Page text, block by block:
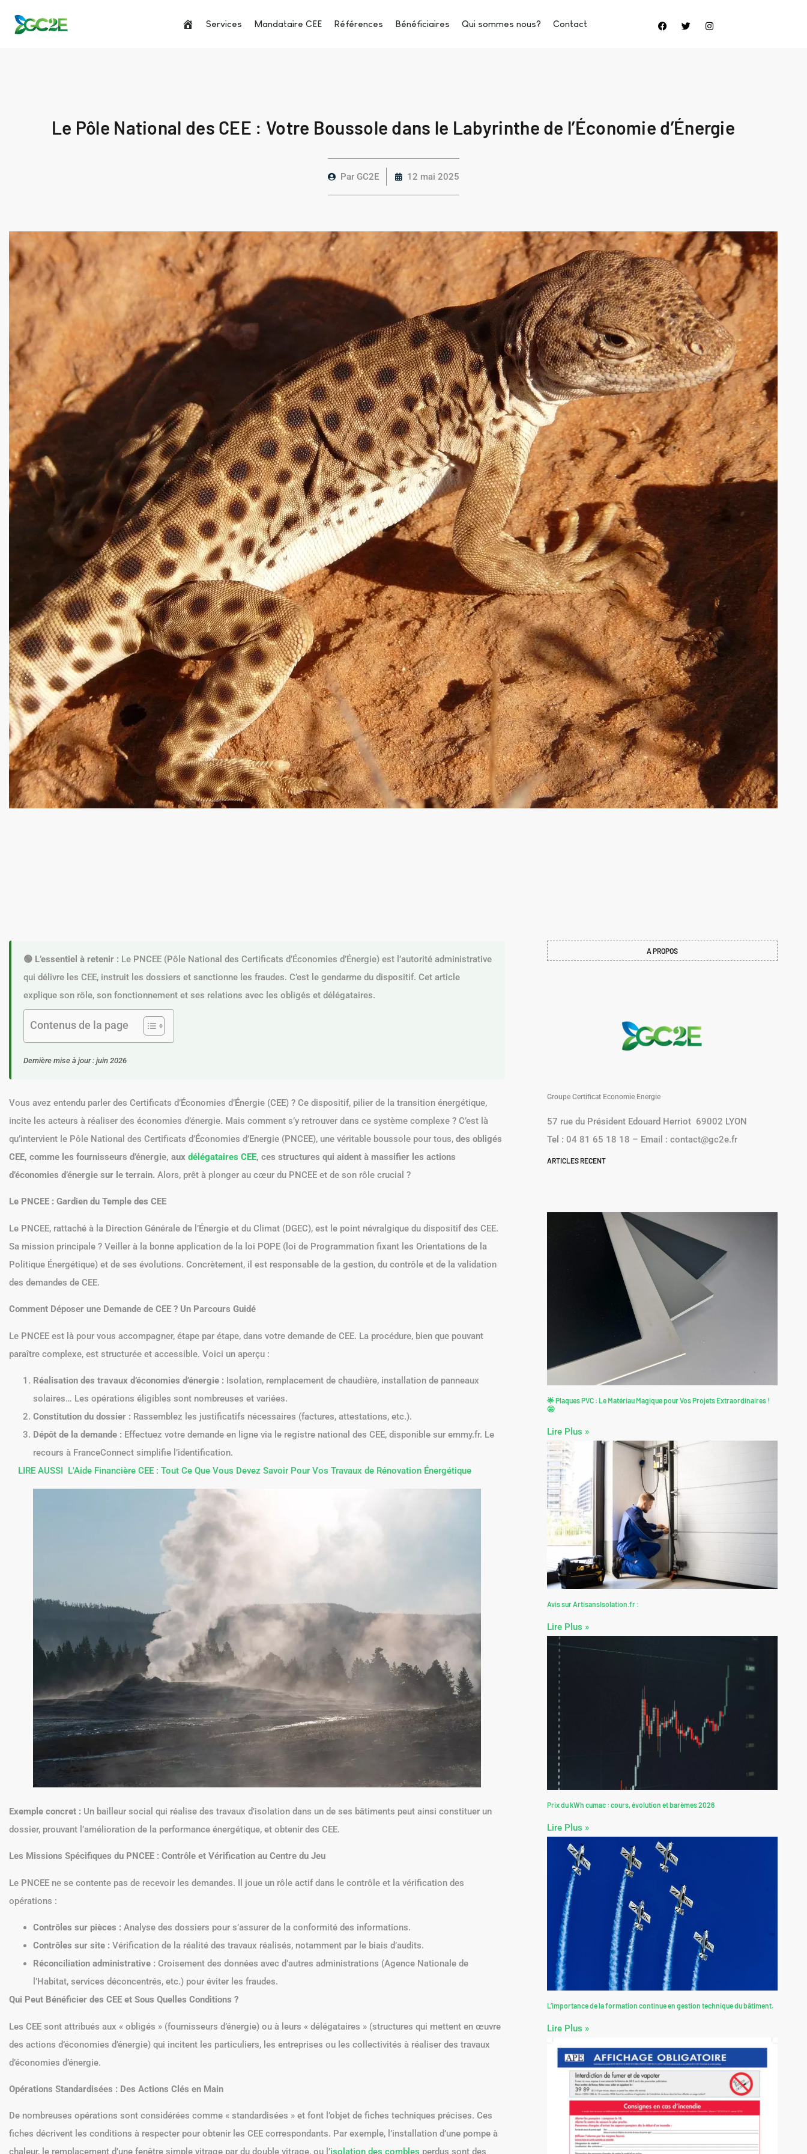
Services Mandataire CEE Références Bénéficiaires Qui sommes nous? Contact
Le Pôle National des CEE : Votre Boussole dans le Labyrinthe de l’Économie d’Énergie
ParGC2E 12 mai 2025
🟢 L’essentiel à retenir : Le PNCEE (Pôle National des Certificats d’Économies d’Énergie) est l’autorité administrative
qui délivre les CEE, instruit les dossiers et sanctionne les fraudes. C’est le gendarme du dispositif. Cet article
explique son rôle, son fonctionnement et ses relations avec les obligés et délégataires.
Contenus de la page
Dernière mise à jour : juin 2026
Vous avez entendu parler des Certificats d’Économies d’Énergie (CEE) ? Ce dispositif, pilier de la transition énergétique,
incite les acteurs à réaliser des économies d’énergie. Mais comment s’y retrouver dans ce système complexe ? C’est là
qu’intervient le Pôle National des Certificats d’Économies d’Energie (PNCEE), une véritable boussole pour tous, des obligés
CEE, comme les fournisseurs d’énergie, aux délégataires CEE, ces structures qui aident à massifier les actions
d’économies d’énergie sur le terrain. Alors, prêt à plonger au cœur du PNCEE et de son rôle crucial ?
Le PNCEE : Gardien du Temple des CEE
Le PNCEE, rattaché à la Direction Générale de l’Énergie et du Climat (DGEC), est le point névralgique du dispositif des CEE.
Sa mission principale ? Veiller à la bonne application de la loi POPE (loi de Programmation fixant les Orientations de la
Politique Énergétique) et de ses évolutions. Concrètement, il est responsable de la gestion, du contrôle et de la validation
des demandes de CEE.
Comment Déposer une Demande de CEE ? Un Parcours Guidé
Le PNCEE est là pour vous accompagner, étape par étape, dans votre demande de CEE. La procédure, bien que pouvant
paraître complexe, est structurée et accessible. Voici un aperçu :
Réalisation des travaux d’économies d’énergie : Isolation, remplacement de chaudière, installation de panneaux
solaires… Les opérations éligibles sont nombreuses et variées.
Constitution du dossier : Rassemblez les justificatifs nécessaires (factures, attestations, etc.).
Dépôt de la demande : Effectuez votre demande en ligne via le registre national des CEE, disponible sur emmy.fr. Le
recours à FranceConnect simplifie l’identification.
L'Aide Financière CEE : Tout Ce Que Vous Devez Savoir Pour Vos Travaux de Rénovation
Contrôles sur pièces :Analyse des dossiers pour s’assurer de la conformité des informations.
Contrôles sur site :Vérification de la réalité des travaux réalisés, notamment par le biais d’audits.
Réconciliation administrative : Croisement des données avec d’autres administrations (Agence Nationale de
Les CEE sont attribués aux « obligés » (fournisseurs d’énergie) ou à leurs « délégataires » (structures qui mettent en œuvre
A PROPOS
Groupe Certificat
Economie Energie
57 rue du Président Edouard Herriot 69002
contact@gc2e.fr
ARTICLES RECENT
🌟 Plaques PVC : Le Matériau Magique pour Vos Projets Extraordinaires !